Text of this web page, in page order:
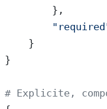
        },
    }
}
# Explicite,